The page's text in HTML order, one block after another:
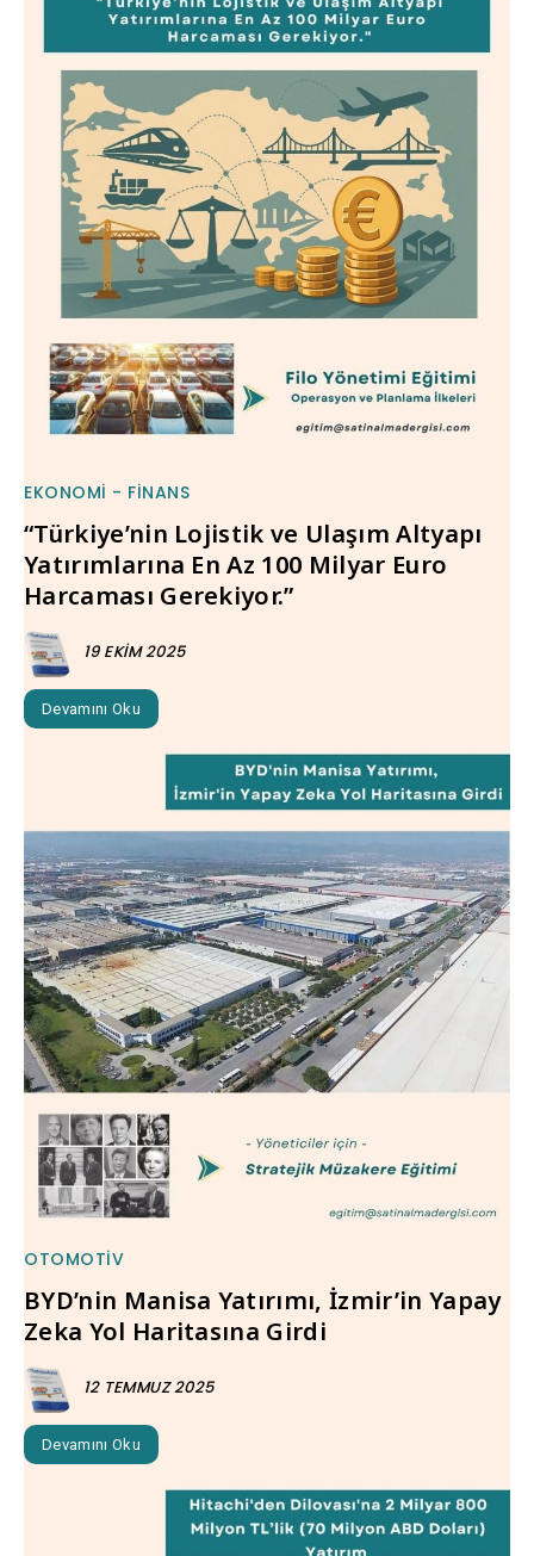
EKONOMI - FINANS
“Türkiye’nin Lojistik ve Ulaşım Altyapı
Yatırımlarına En Az 100 Milyar Euro
Harcaması Gerekiyor.”
19 EKIM 2025
Devamını Oku
OTOMOTIV
BYD’nin Manisa Yatırımı, İzmir’in Yapay
Zeka Yol Haritasına Girdi
12 TEMMUZ 2025
Devamını Oku